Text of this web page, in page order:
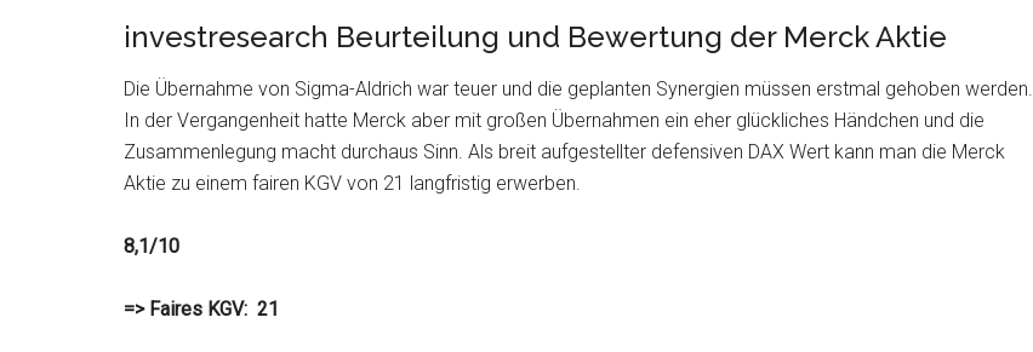
investresearch Beurteilung und Bewertung der Merck Aktie
Die Übernahme von Sigma-Aldrich war teuer und die geplanten Synergien müssen erstmal gehoben werden.
In der Vergangenheit hatte Merck aber mit großen Übernahmen ein eher glückliches Händchen und die
Zusammenlegung macht durchaus Sinn. Als breit aufgestellter defensiven DAX Wert kann man die Merck
Aktie zu einem fairen KGV von 21 langfristig erwerben.
8,1/10
=> Faires KGV: 21